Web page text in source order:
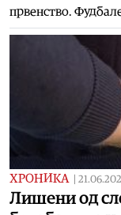
првенство.
ХРОНИКА
Лишени од